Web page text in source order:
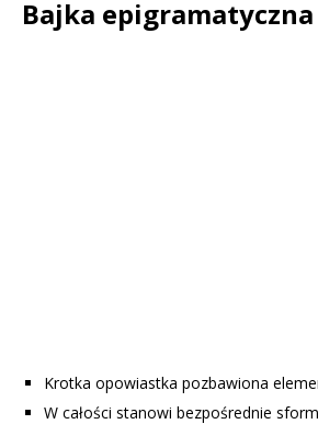
Bajka epigramatyczna
Krotka opowiastka pozbawiona
W całości stanowi bezpośrednie